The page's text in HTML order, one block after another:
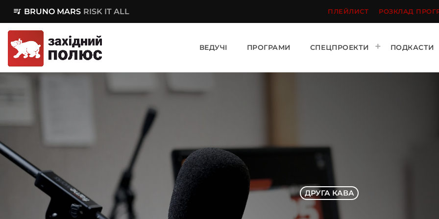
queue_music BRUNO MARS RISK IT ALL ПЛЕЙЛИСТ РОЗКЛАД
ВЕДУЧІ ПРОГРАМИ СПЕЦПРОЕКТИ ПОДКАСТИ
ДРУГА КАВА